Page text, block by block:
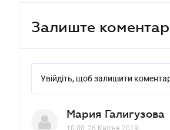
Залиште коментар
Увійдіть, щоб залишити
Мария Галигузова
10.00, 26 Квітня 2019